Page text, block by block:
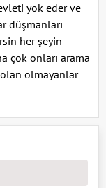
yok eder ve
düşmanları
her şeyin
çok onları arama
olmayanlar